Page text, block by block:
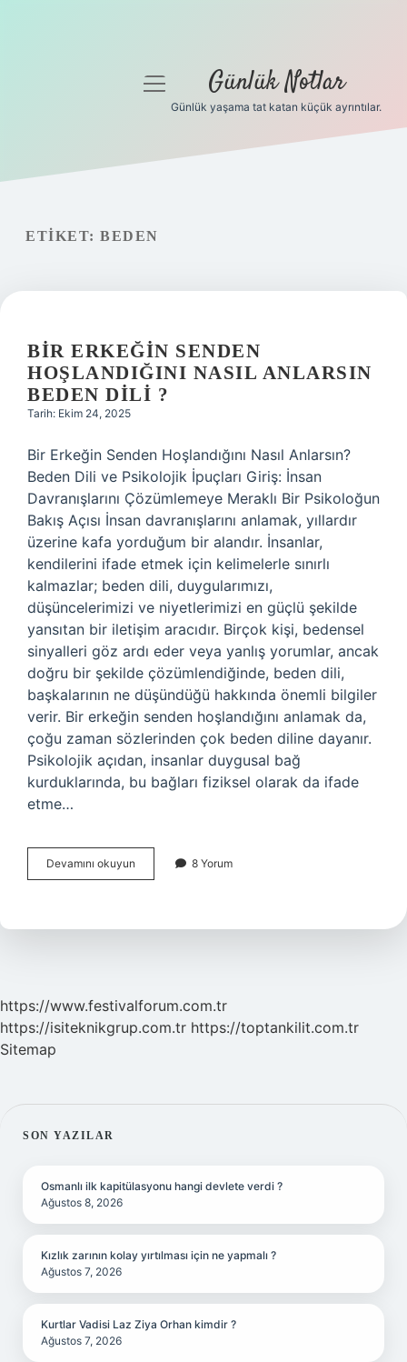
Gizlilik Politikası
menüyü
Günlük Notlar
Günlük yaşama tat katan küçük ayrıntılar.
ETIKET: BEDEN
BIR ERKEĞIN SENDEN
HOŞLANDIĞINI NASIL ANLARSIN
BEDEN DILI ?
Tarih: Ekim 24, 2025
Bir Erkeğin Senden Hoşlandığını Nasıl Anlarsın?
Beden Dili ve Psikolojik İpuçları Giriş: İnsan
Davranışlarını Çözümlemeye Meraklı Bir Psikoloğun
Bakış Açısı İnsan davranışlarını anlamak, yıllardır
üzerine kafa yorduğum bir alandır. İnsanlar,
kendilerini ifade etmek için kelimelerle sınırlı
kalmazlar; beden dili, duygularımızı,
düşüncelerimizi ve niyetlerimizi en güçlü şekilde
yansıtan bir iletişim aracıdır. Birçok kişi, bedensel
sinyalleri göz ardı eder veya yanlış yorumlar, ancak
doğru bir şekilde çözümlendiğinde, beden dili,
başkalarının ne düşündüğü hakkında önemli bilgiler
verir. Bir erkeğin senden hoşlandığını anlamak da,
çoğu zaman sözlerinden çok beden diline dayanır.
Psikolojik açıdan, insanlar duygusal bağ
kurduklarında, bu bağları fiziksel olarak da ifade
etme…
Devamını okuyun
erkeğin
nasıl
8 Yorum
https://www.festivalforum.com.tr
https://isiteknikgrup.com.tr https://toptankilit.com.tr
Sitemap
SIDEBAR
SON YAZILAR
Osmanlı ilk kapitülasyonu hangi devlete verdi ?
Ağustos 8, 2026
Kızlık zarının kolay yırtılması için ne yapmalı ?
Ağustos 7, 2026
Kurtlar Vadisi Laz Ziya Orhan kimdir ?
Ağustos 7, 2026